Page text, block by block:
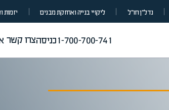
נדל״ן חו״ל ליקויי בנייה ואחזקת מבנים יזמות
1-700-700-741כניסהצרו קשר